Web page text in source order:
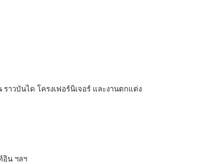
าวบันได โครงเฟอร์นิเจอร์ และงานตกแต่ง
อิน ฯลฯ